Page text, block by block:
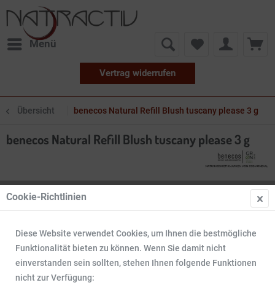
Menü
Vertrag widerrufen
Übersicht benecos Natural Refill Blush tuscany please 3 g
benecos Natural Refill Blush tuscany please 3 g
Cookie-Richtlinien
Diese Website verwendet Cookies, um Ihnen die bestmögliche
Funktionalität bieten zu können. Wenn Sie damit nicht
einverstanden sein sollten, stehen Ihnen folgende Funktionen
nicht zur Verfügung: